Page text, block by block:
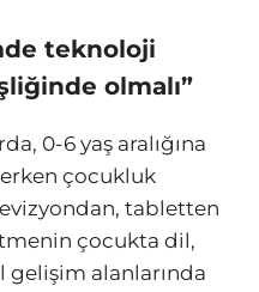
teknoloji
olmalı”
0-6 yaş aralığına
çocukluk
tabletten
çocukta dil,
gelişim alanlarında